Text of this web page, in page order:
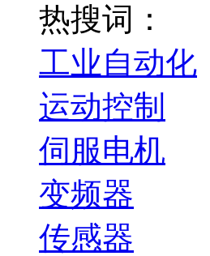
热搜词：
工业自动化
运动控制
伺服电机
变频器
传感器